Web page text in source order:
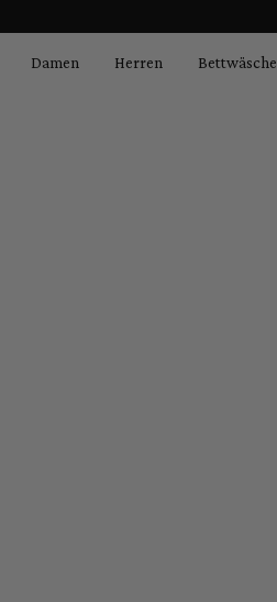
Damen Herren Bettwäsche